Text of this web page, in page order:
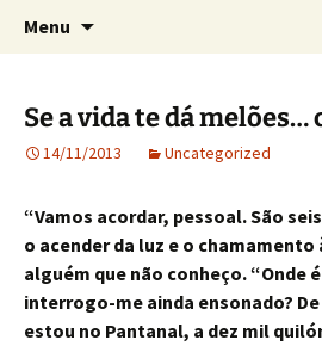
AO ACASO
Crónicas de José Carlos
Menu
Se a vida te dá melões…
14/11/2013 Uncategorized
“Vamos acordar, pessoal. São
o acender da luz e o
alguém que não conheço. “Onde
interrogo-me ainda ensonado?
estou no Pantanal, a dez mil